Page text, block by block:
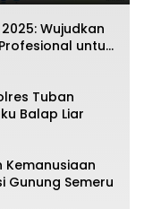
Wujudkan
untuk
Tuban
Balap Liar
Kemanusiaan
Gunung Semeru